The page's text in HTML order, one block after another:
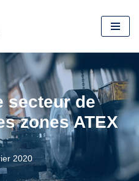
secteur de
zones ATEX
2020